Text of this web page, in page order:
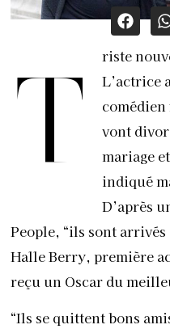
T
riste
L’actrice
vont
mariage
indiqué
D’après
People, “ils sont
Halle Berry, première
reçu un Oscar du
“Ils se quittent bons